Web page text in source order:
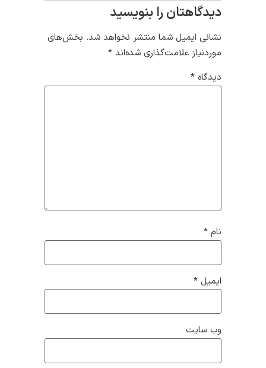
دیدگاهتان را بنویسید
نشانی ایمیل شما منتشر نخواهد شد. بخش‌های
موردنیاز علامت‌گذاری شده‌اند*